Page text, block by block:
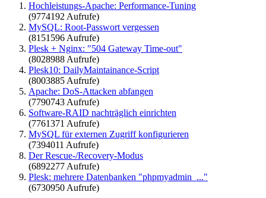
Hochleistungs-Apache: Performance-Tuning
(9774192 Aufrufe)
MySQL: Root-Passwort vergessen
(8151596 Aufrufe)
Plesk + Nginx: "504 Gateway Time-out"
(8028988 Aufrufe)
Plesk10: DailyMaintainance-Script
(8003885 Aufrufe)
Apache: DoS-Attacken abfangen
(7790743 Aufrufe)
Software-RAID nachträglich einrichten
(7761371 Aufrufe)
MySQL für externen Zugriff konfigurieren
(7394011 Aufrufe)
Der Rescue-/Recovery-Modus
(6892277 Aufrufe)
Plesk: mehrere Datenbanken "phpmyadmin_..."
(6730950 Aufrufe)